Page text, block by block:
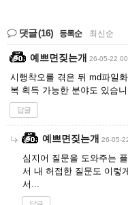
댓글(16) 등록순 최신순
예쁘면짖는개 26-05-22
시행착오를 겪은 뒤 md파일
복 획득 가능한 분야도 있슴니
답글
예쁘면짖는개 26-05-
심지어 질문을 도와주는
서 내 허접한 질문도 이렇
서...